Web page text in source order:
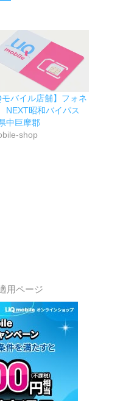
モバイル店舗】フォネ
NEXT昭和バイパス
中巨摩郡
shop
用ページ